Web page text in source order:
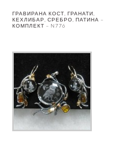
ГРАВИРАНА КОСТ, ГРАНАТИ,
КЕХЛИБАР, СРЕБРО, ПАТИНА –
КОМПЛЕКТ – N776